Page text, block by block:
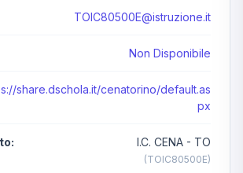
TOIC80500E@istruzione.it
Non Disponibile
share.dschola.it/cenatorino/default.as
px
I.C. CENA - TO
(TOIC80500E)